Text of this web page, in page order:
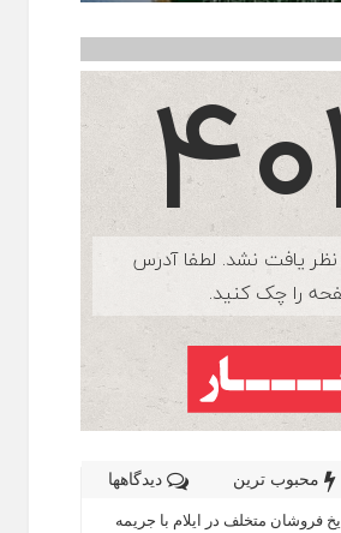
محبوب ترین دیدگاهها
یخ‌ فروشان متخلف در ایلام با جریمه